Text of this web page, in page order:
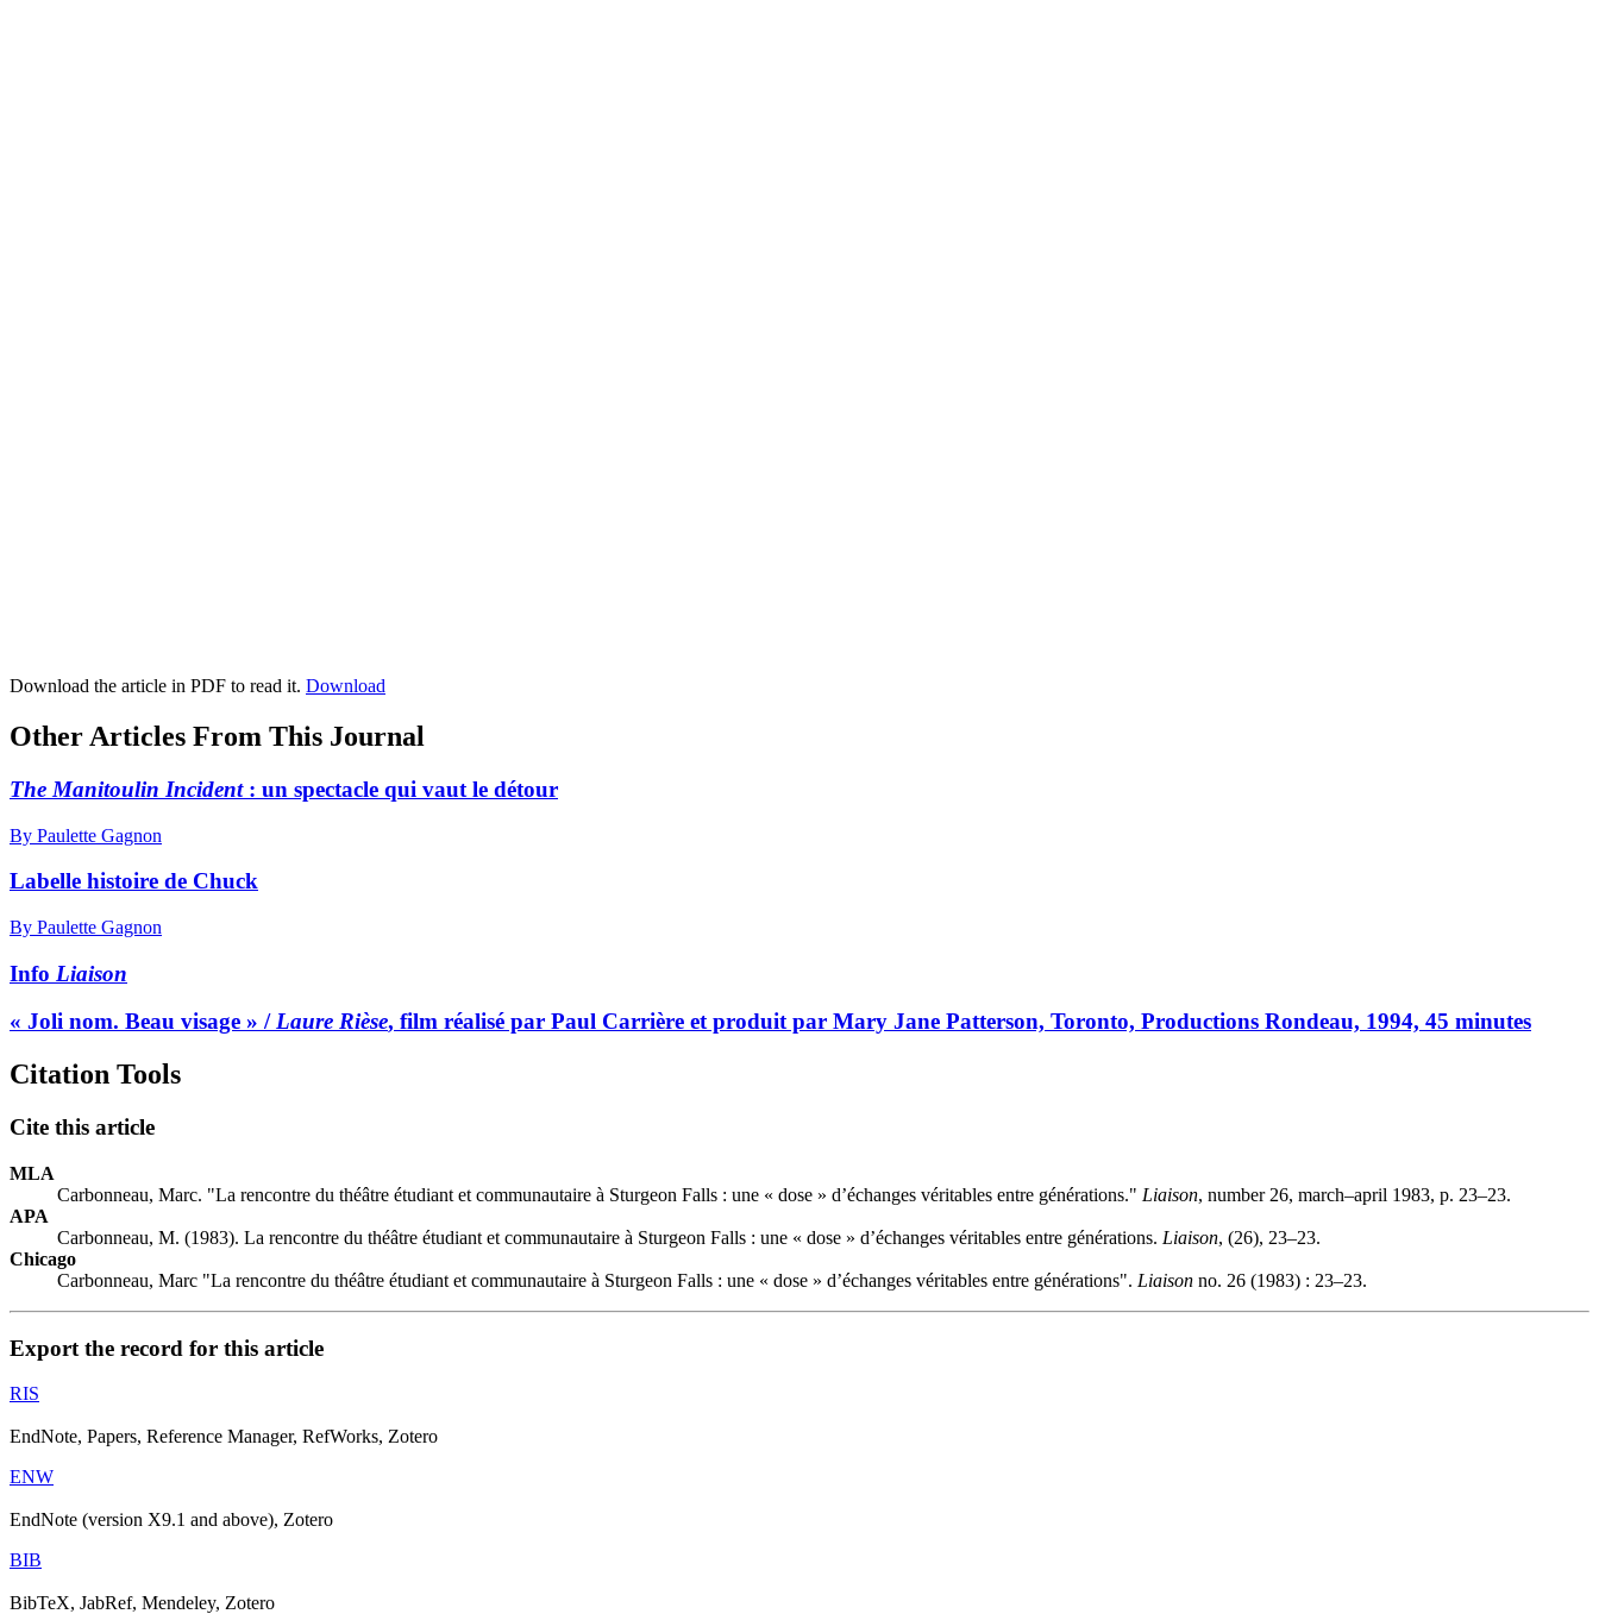
Download the article in PDF to read it. Download
Other Articles From This Journal
The Manitoulin Incident: un spectacle qui vaut le détour
By Paulette Gagnon
Labelle histoire de Chuck
By Paulette Gagnon
Info Liaison
« Joli nom. Beau visage » /Laure Rièse, film réalisé par Paul Carrière et produit par Mary Jane Patterson, Toronto, Productions Rondeau, 1994, 45 minutes
Citation Tools
Cite this article
MLA
Carbonneau, Marc. "La rencontre du théâtre étudiant et communautaire à Sturgeon Falls : une « dose » d’échanges véritables entre générations." Liaison, number 26, march–april 1983, p. 23–23.
APA
Carbonneau, M. (1983). La rencontre du théâtre étudiant et communautaire à Sturgeon Falls : une « dose » d’échanges véritables entre générations. Liaison, (26), 23–23.
Chicago
Carbonneau, Marc "La rencontre du théâtre étudiant et communautaire à Sturgeon Falls : une « dose » d’échanges véritables entre générations". Liaison no. 26 (1983) : 23–23.
Export the record for this article
RIS
EndNote, Papers, Reference Manager, RefWorks, Zotero
ENW
EndNote (version X9.1 and above), Zotero
BIB
BibTeX, JabRef, Mendeley, Zotero